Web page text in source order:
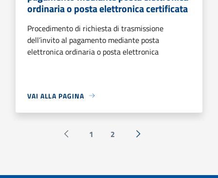
ordinaria o posta elettronica certificata
Procedimento di richiesta di trasmissione
dell’invito al pagamento mediante posta
elettronica ordinaria o posta elettronica
VAI ALLA PAGINA
Pagina precedente
1 2 Successiva »